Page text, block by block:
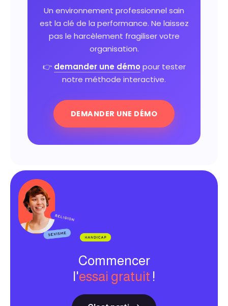
Un environnement professionnel sain
est la clé de la performance. Ne laissez
pas le harcèlement fragiliser votre
organisation.
👉 demander une démo pour tester
notre méthode interactive.
DEMANDER UNE DÉMO
Commencer
l'essai gratuit !